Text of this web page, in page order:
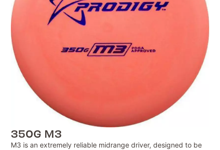
350G M3
M3 is an extremely reliable midrange driver, designed to be